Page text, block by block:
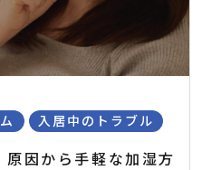
入居中のトラブル
因から手軽な加湿方